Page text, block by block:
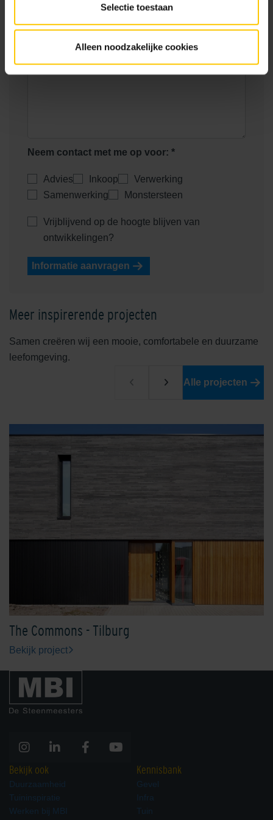
Selectie toestaan
Alleen noodzakelijke cookies
Telefoonnummer
E-mailadres *
Neem contact met me op voor: *
Advies Inkoop
Verwerking
Samenwerking
Monstersteen
Vrijblijvend op de hoogte blijven van
ontwikkelingen?
Informatie aanvragen
Meer inspirerende projecten
Samen creëren wij een mooie, comfortabele en duurzame
leefomgeving.
Alle projecten
The Commons - Tilburg
Bekijk project
Bekijk ook
Duurzaamheid
Tuininspiratie
Werken bij MBI
Kennisbank
Gevel
Infra
Tuin